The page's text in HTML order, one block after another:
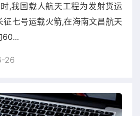
,我国载人航天工程为发射货运
征七号运载火箭,在海南文昌航天
60...
26